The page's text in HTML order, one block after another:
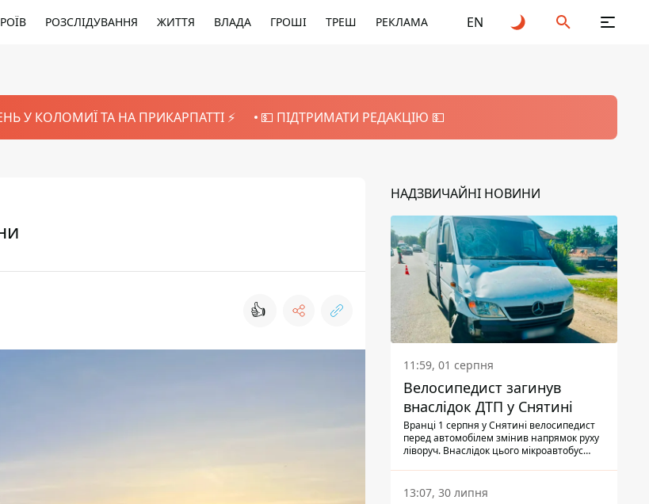
РОЗСЛІДУВАННЯ ЖИТТЯ ВЛАДА ГРОШІ ТРЕШ РЕКЛАМА EN
У КОЛОМИЇ ТА НА ПРИКАРПАТТІ ⚡️ 💵 ПІДТРИМАТИ РЕДАКЦІЮ 💵
👍
НАДЗВИЧАЙНІ НОВИНИ
11:59, 01 серпня
Велосипедист загинув
внаслідок ДТП у Снятині
Вранці 1 серпня у Снятині велосипедист
перед автомобілем змінив напрямок руху
ліворуч. Внаслідок цього мікроавтобус
13:07, 30 липня